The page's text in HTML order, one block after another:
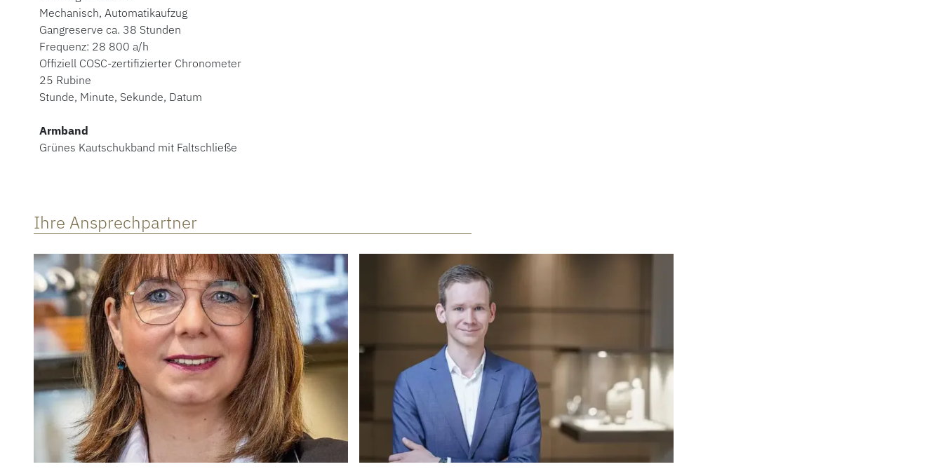
Mechanisch, Automatikaufzug
Gangreserve ca. 38 Stunden
Frequenz: 28 800 a/h
Offiziell COSC-zertifizierter Chronometer
25 Rubine
Stunde, Minute, Sekunde, Datum
Armband
Grünes Kautschukband mit Faltschließe
Ihre Ansprechpartner